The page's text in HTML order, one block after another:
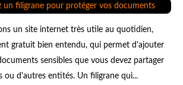
un site internet très utile au quotidien,
gratuit bien entendu, qui permet d'ajouter
sensibles que vous devez partager
ou d'autres entités. Un filigrane qui...